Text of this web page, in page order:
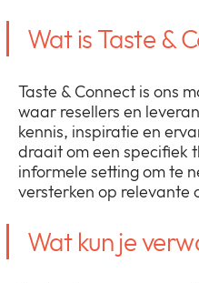
Wat is Taste &
Taste & Connect is ons
waar resellers en
kennis, inspiratie en
draait om een specifiek
informele setting om te
versterken op relevante
Wat kun je